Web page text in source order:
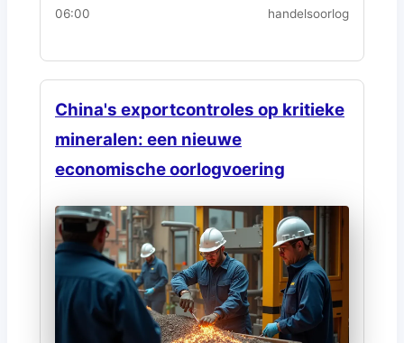
06:00 handelsoorlog
China's exportcontroles op kritieke
mineralen: een nieuwe
economische oorlogvoering